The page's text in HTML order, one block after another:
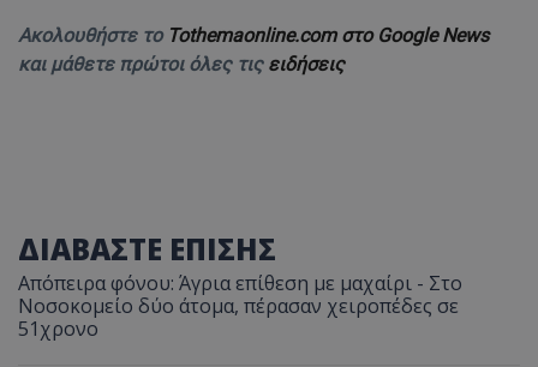
Ακολουθήστε το Tothemaonline.com στο Google News
και μάθετε πρώτοι όλες τις ειδήσεις
ΔΙΑΒΑΣΤΕ ΕΠΙΣΗΣ
Απόπειρα φόνου: Άγρια επίθεση με μαχαίρι - Στο
Νοσοκομείο δύο άτομα, πέρασαν χειροπέδες σε
51χρονο